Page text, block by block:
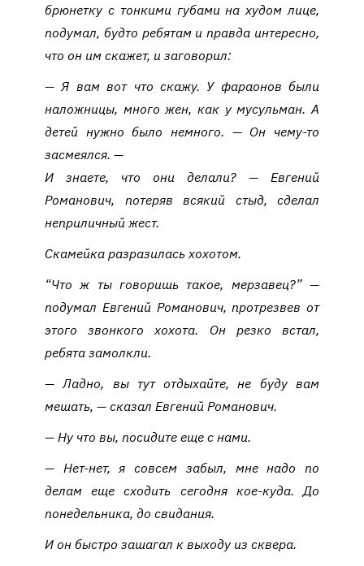
брюнетку с тонкими губами на худом лице,
подумал, будто ребятам и правда интересно,
что он им скажет, и заговорил:
— Я вам вот что скажу. У фараонов были
наложницы, много жен, как у мусульман. А
детей нужно было немного. — Он чему-то
засмеялся. —
И знаете, что они делали? — Евгений
Романович, потеряв всякий стыд, сделал
неприличный жест.
Скамейка разразилась хохотом.
“Что ж ты говоришь такое, мерзавец?” —
подумал Евгений Романович, протрезвев от
этого звонкого хохота. Он резко встал,
ребята замолкли.
— Ладно, вы тут отдыхайте, не буду вам
мешать, — сказал Евгений Романович.
— Ну что вы, посидите еще с нами.
— Нет-нет, я совсем забыл, мне надо по
делам еще сходить сегодня кое-куда. До
понедельника, до свидания.
И он быстро зашагал к выходу из сквера.